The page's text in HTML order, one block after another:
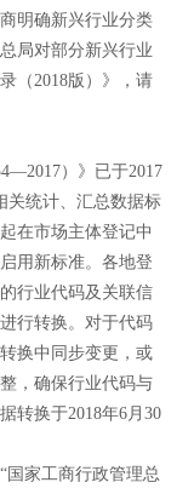
明确新兴行业分类
局对部分新兴行业
（2018版）》，请
）》已于2017
关统计、汇总数据标
在市场主体登记中
用新标准。各地登
行业代码及关联信
行转换。对于代码
换中同步变更，或
，确保行业代码与
转换于2018年6月30
家工商行政管理总